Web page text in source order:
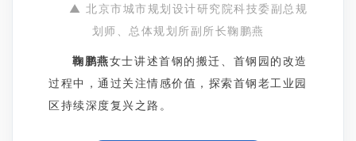
▲ 北京市城市规划设计研究院科技委副总规
划师、总体规划所副所长鞠鹏燕
鞠鹏燕女士讲述首钢的搬迁、首钢园的改造
过程中，通过关注情感价值，探索首钢老工业园
区持续深度复兴之路。